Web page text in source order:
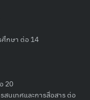
ศึกษา ต่อ 14
20
สนเทศและการสื่อสาร ต่อ